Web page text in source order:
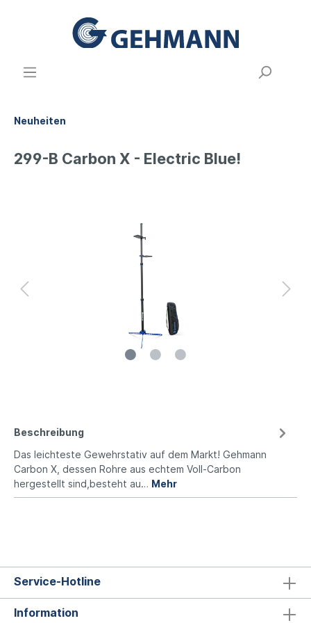
Neuheiten
299-B Carbon X - Electric Blue!
Beschreibung
Das leichteste Gewehrstativ auf dem Markt! Gehmann
Carbon X, dessen Rohre aus echtem Voll-Carbon
hergestellt sind,besteht au… Mehr
Service-Hotline
Information